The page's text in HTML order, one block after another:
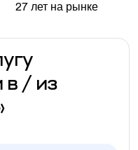
27 лет на рынке
в / из